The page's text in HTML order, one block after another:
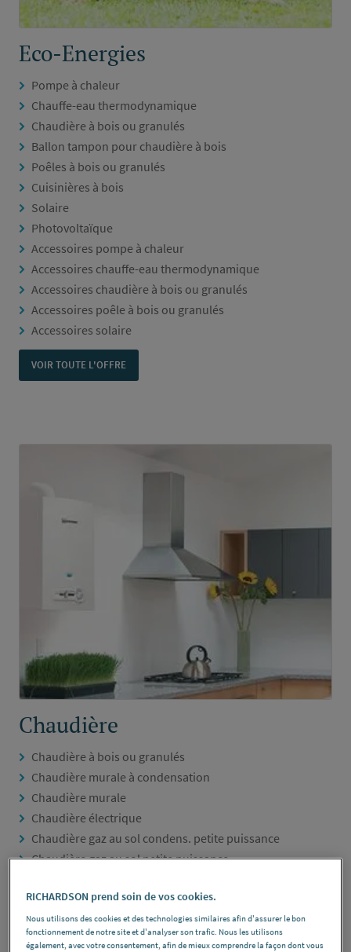
Eco-Energies
Pompe à chaleur
Chauffe-eau thermodynamique
Chaudière à bois ou granulés
Ballon tampon pour chaudière à bois
Poêles à bois ou granulés
Cuisinières à bois
Solaire
Photovoltaïque
Accessoires pompe à chaleur
Accessoires chauffe-eau thermodynamique
Accessoires chaudière à bois ou granulés
Accessoires poêle à bois ou granulés
Accessoires solaire
VOIR TOUTE L'OFFRE
Chaudière
Chaudière à bois ou granulés
Chaudière murale à condensation
Chaudière murale
Chaudière électrique
Chaudière gaz au sol condens. petite puissance
Chaudière gaz au sol petite puissance
Chaudière fioul condens. petite puissance
Chaudière fioul petite puissance
Chaudière fioul moyenne et grosse puissance
RICHARDSON prend soin de vos cookies.
Nous utilisons des cookies et des technologies similaires afin d'assurer le bon
fonctionnement de notre site et d'analyser son trafic. Nous les utilisons
également, avec votre consentement, afin de mieux comprendre la façon dont vous